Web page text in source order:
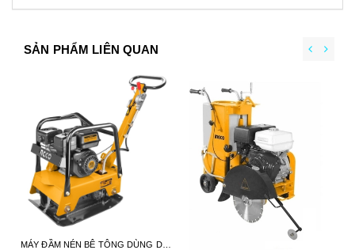
SẢN PHẨM LIÊN QUAN
MÁY ĐẦM NÉN BÊ TÔNG DÙNG DẦU DIESEL 6HP (66X38CM) INGCO GCP125-4 - HÀNG CHÍNH HÃNG